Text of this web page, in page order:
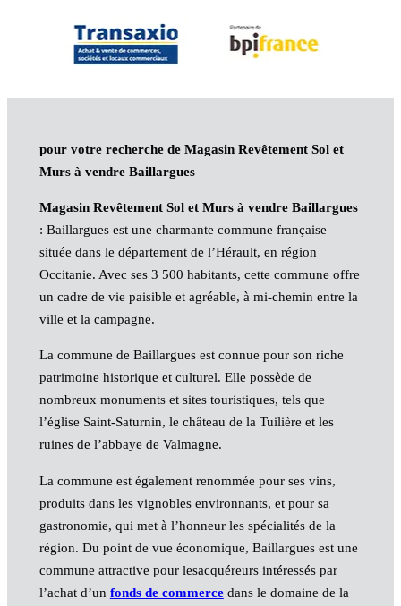
pour votre recherche de Magasin Revêtement Sol et
Murs à vendre Baillargues
Magasin Revêtement Sol et Murs à vendre Baillargues
: Baillargues est une charmante commune française
située dans le département de l’Hérault, en région
Occitanie. Avec ses 3 500 habitants, cette commune offre
un cadre de vie paisible et agréable, à mi-chemin entre la
ville et la campagne.
La commune de Baillargues est connue pour son riche
patrimoine historique et culturel. Elle possède de
nombreux monuments et sites touristiques, tels que
l’église Saint-Saturnin, le château de la Tuilière et les
ruines de l’abbaye de Valmagne.
La commune est également renommée pour ses vins,
produits dans les vignobles environnants, et pour sa
gastronomie, qui met à l’honneur les spécialités de la
région. Du point de vue économique, Baillargues est une
commune attractive pour lesacquéreurs intéressés par
l’achat d’un fonds de commercedans le domaine de la